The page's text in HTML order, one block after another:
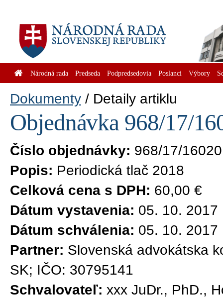
Národná rada Predseda Podpredsedovia Poslanci Výbory
Dokumenty Detaily artiklu
Objednávka 968/17/
Číslo objednávky: 968/17/16020
Popis: Periodická tlač 2018
Celková cena s DPH: 60,00 €
Dátum vystavenia: 05. 10. 2017
Dátum schválenia: 05. 10. 2017
Partner: Slovenská advokátska
SK; IČO: 30795141
Schvalovateľ: xxx JuDr., PhD.,